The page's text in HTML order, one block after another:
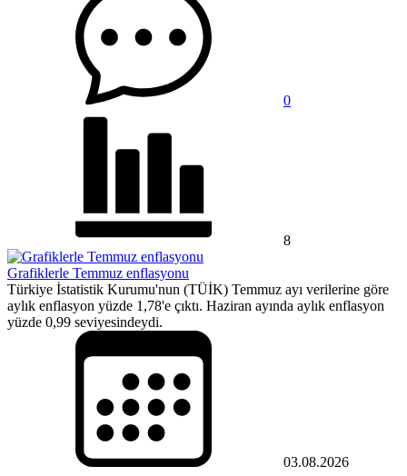
0
8
Grafiklerle Temmuz enflasyonu
Türkiye İstatistik Kurumu'nun (TÜİK) Temmuz ayı verilerine göre
aylık enflasyon yüzde 1,78'e çıktı. Haziran ayında aylık enflasyon
yüzde 0,99 seviyesindeydi.
03.08.2026